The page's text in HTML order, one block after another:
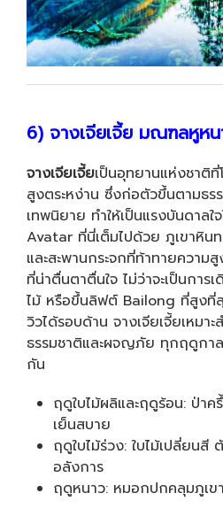
6) จางเจียเจี้ย มณฑลหูห
จางเจียเจี้ยเป็นอุทยานแห่งชาติ
สูงตระหง่าน ซึ่งก่อตัวขึ้นตามธร
เทพนิยาย ทำให้เป็นแรงบันดาล
Avatar ที่นี่เต็มไปด้วย ภูเขาหิน
และสะพานกระจกที่ท้าทายควา
ที่น่าตื่นตาตื่นใจ ไม่ว่าจะเป็นการ
ไม้ หรือขึ้นลิฟต์ Bailong ที่สูงที่
วิวได้รอบด้าน จางเจียเจี้ยเหมา
ธรรมชาติและผจญภัย ทุกฤดูกา
กัน
ฤดูใบไม้ผลิและฤดูร้อน: ป่า
เย็นสบาย
ฤดูใบไม้ร่วง: ใบไม้เปลี่ยนสี
อลังการ
ฤดูหนาว: หมอกปกคลุมภูเข